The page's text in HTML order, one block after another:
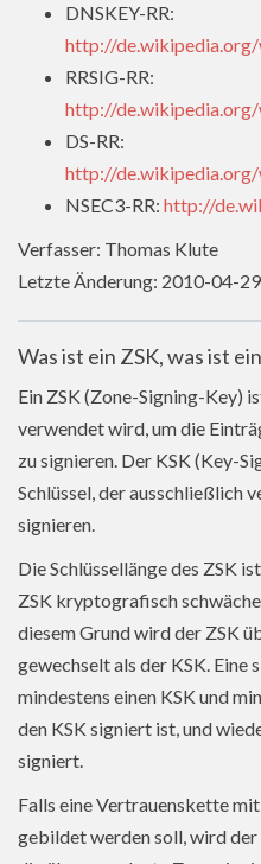
DNSKEY-RR:
http://de.wikipedia.org/
RRSIG-RR:
http://de.wikipedia.org/
DS-RR:
http://de.wikipedia.org/
NSEC3-RR: http://
Verfasser: Thomas Klute
Letzte Änderung: 2010-04-
Was ist ein ZSK, was ist
Ein ZSK (Zone-Signing-Key)
verwendet wird, um die
zu signieren. Der KSK (Key-
Schlüssel, der ausschließlich
signieren.
Die Schlüssellänge des ZSK
ZSK kryptografisch
diesem Grund wird der ZSK
gewechselt als der KSK.
mindestens einen KSK und
den KSK signiert ist, und
signiert.
Falls eine Vertrauenskette
gebildet werden soll, wird